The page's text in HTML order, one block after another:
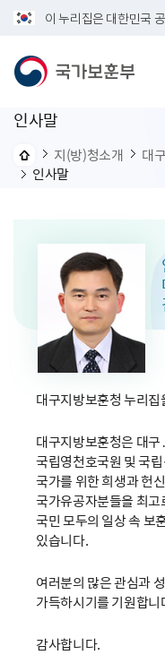
이 누리집은 대한민국
인사말
지(방)청소개 대
인사말
대구지방보훈청 누리
대구지방보훈청은 대
국립영천호국원 및 국
국가를 위한 희생과 헌
국가유공자분들을 최
국민 모두의 일상 속 보
있습니다.
여러분의 많은 관심과
가득하시기를 기원합니
감사합니다.